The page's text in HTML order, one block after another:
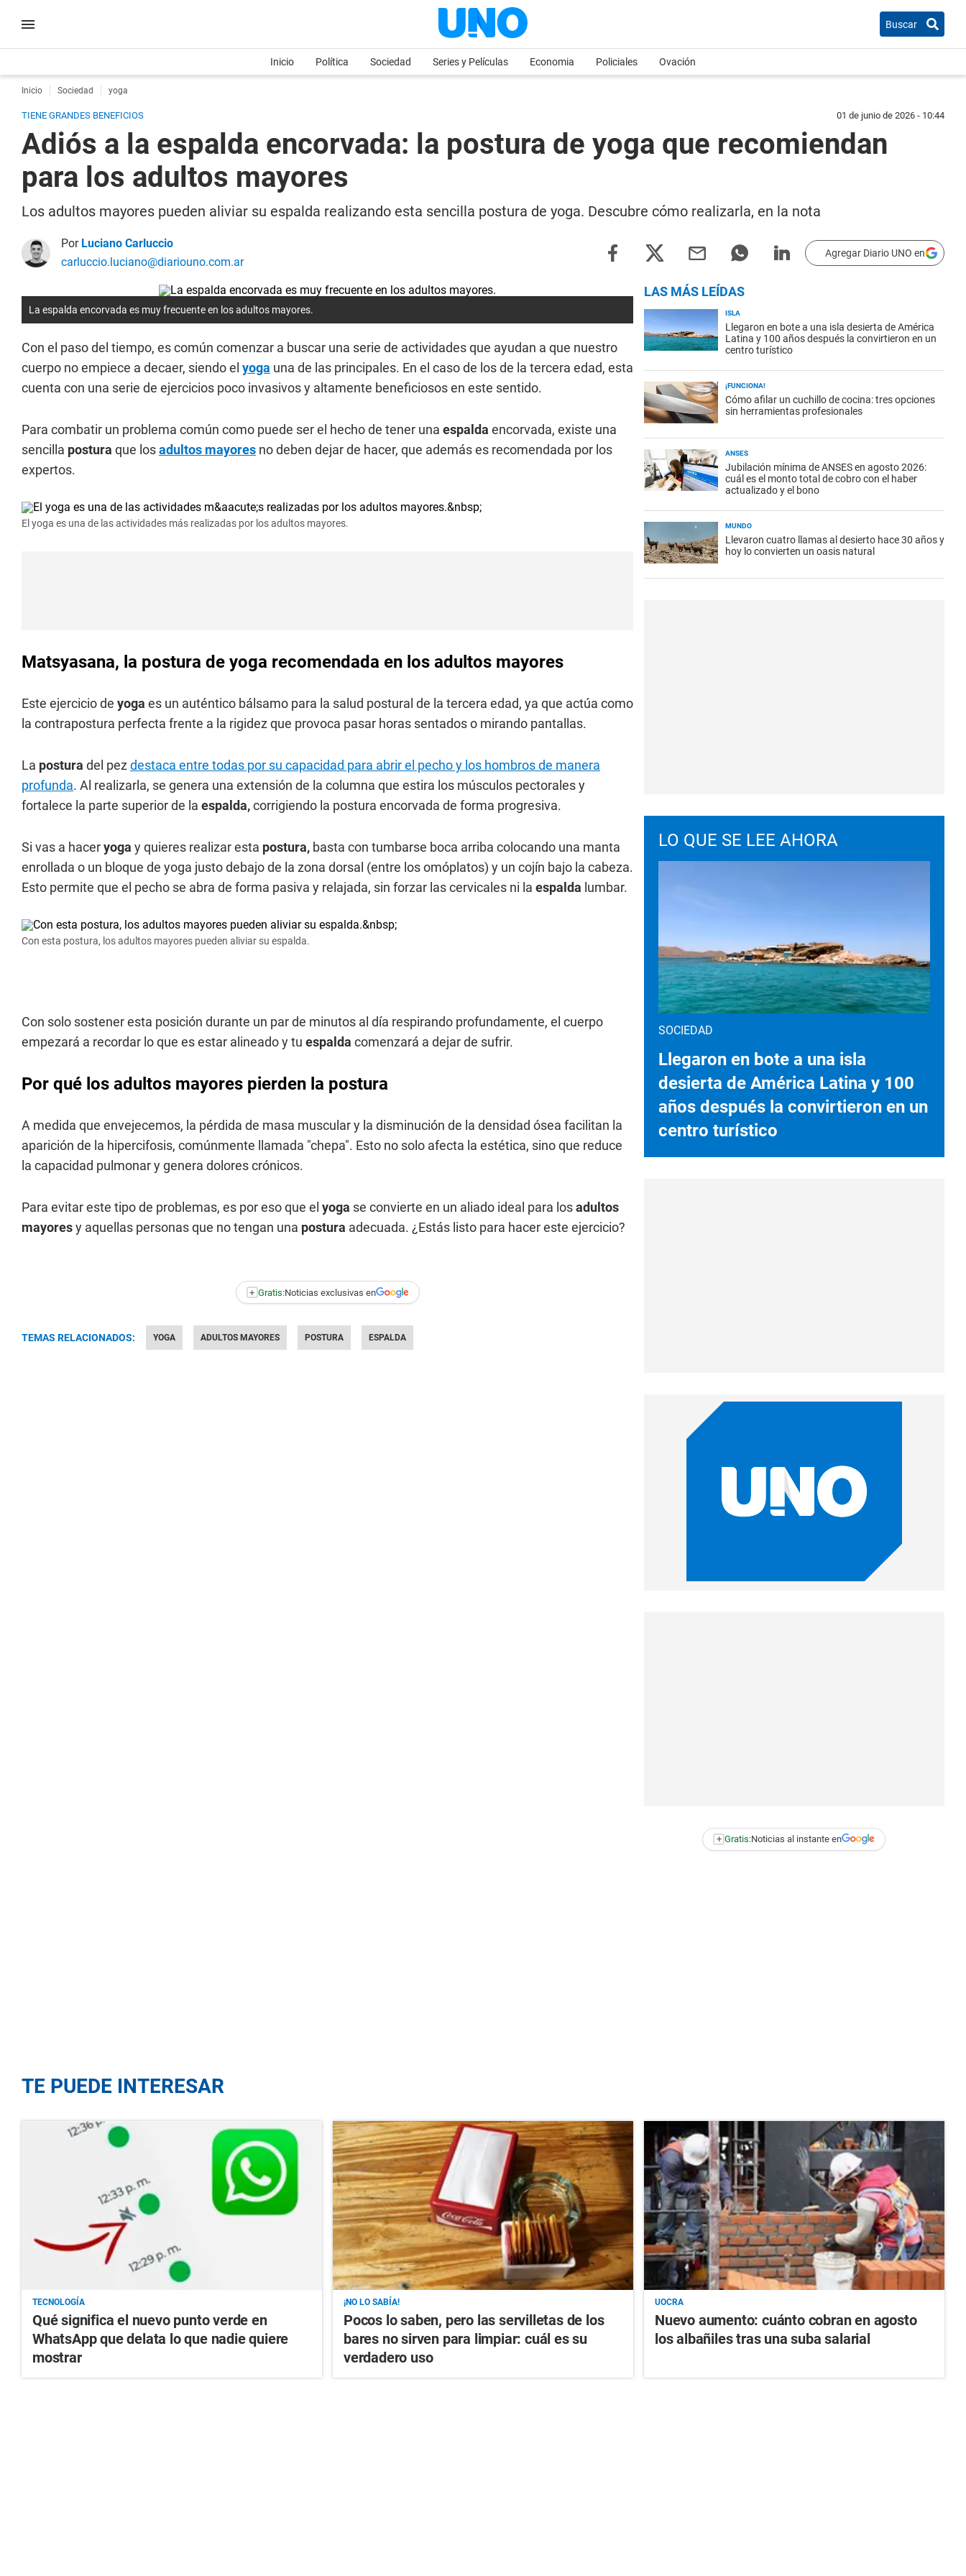
Buscar
Inicio Política Sociedad Series y Películas Economia Policiales Ovación
Inicio Sociedad yoga
TIENE GRANDES BENEFICIOS 01 de junio de 2026 - 10:44
Adiós a la espalda encorvada: la postura de yoga que recomiendan
para los adultos mayores
Los adultos mayores pueden aliviar su espalda realizando esta sencilla postura de yoga. Descubre cómo realizarla, en la nota
Por Luciano Carluccio
carluccio.luciano@diariouno.com.ar
Agregar Diario UNO en
La espalda encorvada es muy frecuente en los adultos mayores.
Con el paso del tiempo, es común comenzar a buscar una serie de actividades que ayudan a que nuestro
cuerpo no empiece a decaer, siendo el yoga una de las principales. En el caso de los de la tercera edad, esta
cuenta con una serie de ejercicios poco invasivos y altamente beneficiosos en este sentido.
Para combatir un problema común como puede ser el hecho de tener una espalda encorvada, existe una
sencilla postura que losadultos mayores no deben dejar de hacer, que además es recomendada por los
expertos.
El yoga es una de las actividades más realizadas por los adultos mayores.
Matsyasana, la postura de yoga recomendada en los adultos mayores
Este ejercicio de yoga es un auténtico bálsamo para la salud postural de la tercera edad, ya que actúa como
la contrapostura perfecta frente a la rigidez que provoca pasar horas sentados o mirando pantallas.
La postura del pez destaca entre todas por su capacidad para abrir el pecho y los hombros de manera
profunda. Al realizarla, se genera una extensión de la columna que estira los músculos pectorales y
fortalece la parte superior de la espalda,corrigiendo la postura encorvada de forma progresiva.
Si vas a haceryoga y quieres realizar esta postura, basta con tumbarse boca arriba colocando una manta
enrollada o un bloque de yoga justo debajo de la zona dorsal (entre los omóplatos) y un cojín bajo la cabeza.
Esto permite que el pecho se abra de forma pasiva y relajada, sin forzar las cervicales ni la espalda lumbar.
Con esta postura, los adultos mayores pueden aliviar su espalda.
Con solo sostener esta posición durante un par de minutos al día respirando profundamente, el cuerpo
empezará a recordar lo que es estar alineado y tu espalda comenzará a dejar de sufrir.
Por qué los adultos mayores pierden la postura
A medida que envejecemos, la pérdida de masa muscular y la disminución de la densidad ósea facilitan la
aparición de la hipercifosis, comúnmente llamada "chepa". Esto no solo afecta la estética, sino que reduce
la capacidad pulmonar y genera dolores crónicos.
Para evitar este tipo de problemas, es por eso que el yoga se convierte en un aliado ideal para losadultos
mayoresy aquellas personas que no tengan una postura adecuada. ¿Estás listo para hacer este ejercicio?
+ Gratis:Noticias exclusivas en
TEMAS RELACIONADOS: YOGA ADULTOS MAYORES POSTURA ESPALDA
LAS MÁS LEÍDAS
ISLA
Llegaron en bote a una isla desierta de América
Latina y 100 años después la convirtieron en un
centro turístico
¡FUNCIONA!
Cómo afilar un cuchillo de cocina: tres opciones
sin herramientas profesionales
ANSES
Jubilación mínima de ANSES en agosto 2026:
cuál es el monto total de cobro con el haber
actualizado y el bono
MUNDO
Llevaron cuatro llamas al desierto hace 30 años y
hoy lo convierten un oasis natural
LO QUE SE LEE AHORA
SOCIEDAD
Llegaron en bote a una isla
desierta de América Latina y 100
años después la convirtieron en un
centro turístico
+ Gratis:Noticias al instante en
TE PUEDE INTERESAR
TECNOLOGÍA
Qué significa el nuevo punto verde en
WhatsApp que delata lo que nadie quiere
mostrar
¡NO LO SABÍA!
Pocos lo saben, pero las servilletas de los
bares no sirven para limpiar: cuál es su
verdadero uso
UOCRA
Nuevo aumento: cuánto cobran en agosto
los albañiles tras una suba salarial